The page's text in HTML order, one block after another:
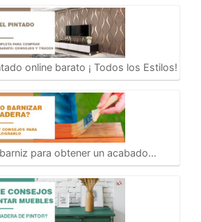
online barato ¡ Todos los Estilos!
para obtener un acabado…